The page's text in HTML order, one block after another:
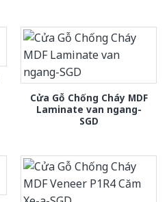
Cửa Gỗ Chống Cháy MDF
Laminate van ngang-
SGD